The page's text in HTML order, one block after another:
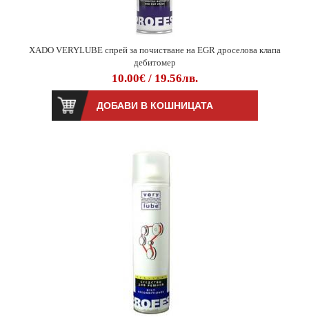
XADO VERYLUBE спрей за почистване на EGR дроселова клапа
дебитомер
10.00€ / 19.56лв.